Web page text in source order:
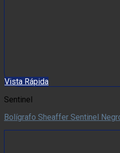
Vista Rápida
Sentinel
Bolígrafo Sheaffer Sentinel